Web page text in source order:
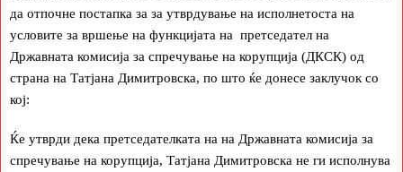
да отпочне постапка за за утврдување на исполнетоста на
условите за вршење на функцијата на претседател на
Државната комисија за спречување на корупција (ДКСК) од
страна на Татјана Димитровска, по што ќе донесе заклучок со
кој:
Ќе утврди дека претседателката на на Државната комисија за
спречување на корупција, Татјана Димитровска не ги исполнува